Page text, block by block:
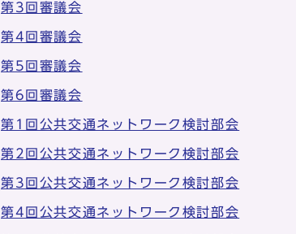
第3回審議会
第4回審議会
第5回審議会
第6回審議会
第1回公共交通ネットワーク検討部会
第2回公共交通ネットワーク検討部会
第3回公共交通ネットワーク検討部会
第4回公共交通ネットワーク検討部会